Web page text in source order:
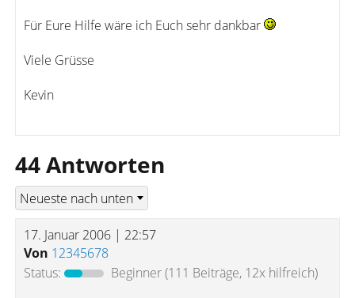
Für Eure Hilfe wäre ich Euch sehr dankbar
Viele Grüsse
Kevin
44 Antworten
17. Januar 2006 | 22:57
Von 12345678
Status:
Beginner(111 Beiträge, 12x hilfreich)